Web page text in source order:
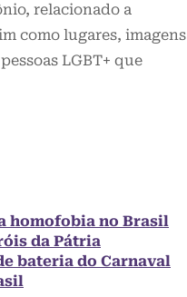
relacionado a
como lugares, imagens
LGBT+ que
homofobia no Brasil
da Pátria
bateria do Carnaval